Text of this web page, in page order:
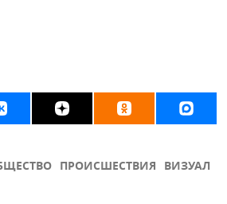
ПРОИСШЕСТВИЯ ВИЗУАЛ